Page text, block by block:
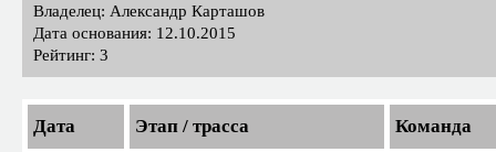
Владелец: Александр Карташов
Дата основания: 12.10.2015
Рейтинг: 3
Дата Этап / трасса Команда